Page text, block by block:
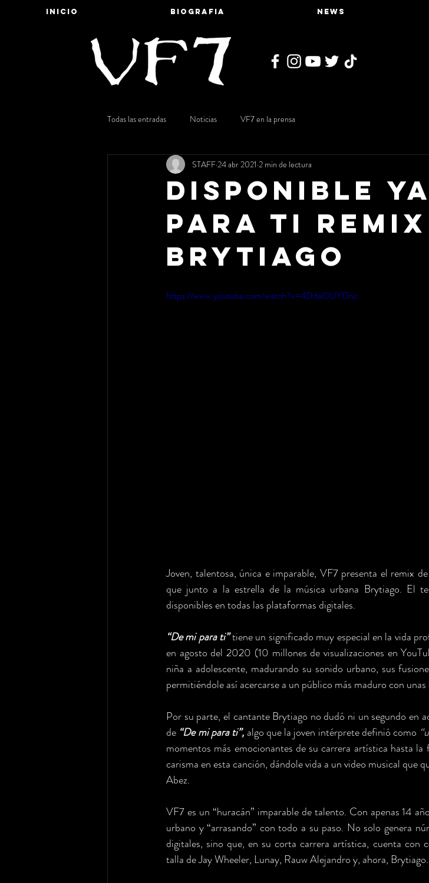
INICIO BIOGRAFIA NEWS
Todas las entradas Noticias VF7 en la prensa
DISPONIBLE
para ti
Brytiago
STAFF24 abr 2021 2 min de lectura
https://www.youtube.com/watch?v=4Ddal0UYDnc
Joven, talentosa, única e imparable, VF7 presenta el remix
que junto a la estrella de la música urbana Brytiago. El
disponibles en todas las plataformas digitales.
“De mi para ti” tiene un significado muy especial en la vida
en agosto del 2020 (10 millones de visualizaciones en
niña a adolescente, madurando su sonido urbano, sus
permitiéndole así acercarse a un público más maduro con
Por su parte, el cantante Brytiago no dudó ni un segundo en
de “De mi para ti”, algo que la joven intérprete definió como
momentos más emocionantes de su carrera artística hasta
carisma en esta canción, dándole vida a un video musical que
Abez.
VF7 es un “huracán” imparable de talento. Con apenas 14
urbano y “arrasando” con todo a su paso. No solo genera
digitales, sino que, en su corta carrera artística, cuenta con
talla de Jay Wheeler, Lunay, Rauw Alejandro y, ahora, Brytiago.